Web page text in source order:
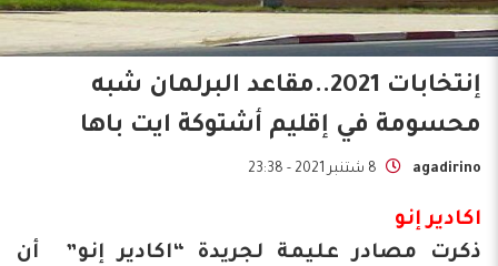
إنتخابات 2021..مقاعد البرلمان شبه
محسومة في إقليم أشتوكة ايت باها
agadirino 8 شتنبر 2021 - 23:38
اكادير إنو
ذكرت مصادر عليمة لجريدة “اكادير إنو” أن